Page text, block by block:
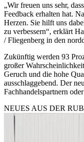
„Wir freuen uns sehr,
Feedback erhalten hat.
Herzen. Sie hilft uns
zu verbessern“, erklärt
/ Fliegenberg in den
Zukünftig werden 93
großer
Geruch und die hohe
ausschlaggebend. Der
Fachhandelspartnern
NEUES AUS DER